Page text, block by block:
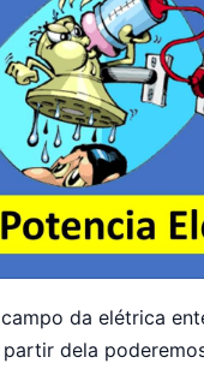
da elétrica
dela